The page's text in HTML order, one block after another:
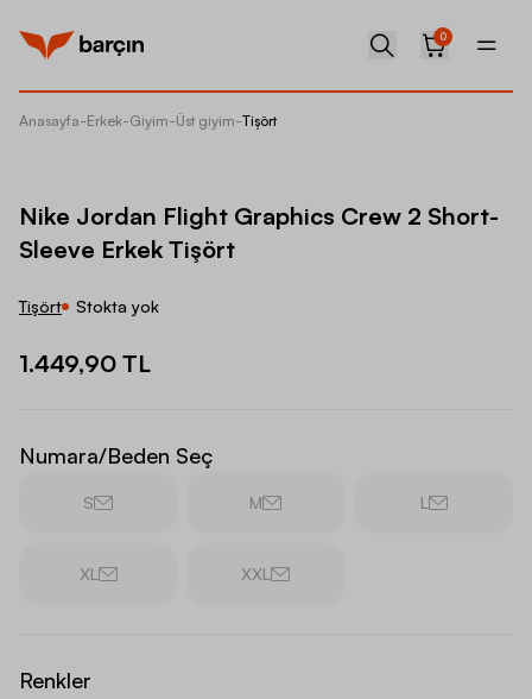
0
Anasayfa-Erkek-Giyim-Üst giyim-Tişört
Nike Jordan Flight Graphics Crew 2 Short-
Sleeve Erkek Tişört
Tişört Stokta yok
1.449,90 TL
Numara/Beden Seç
S M L
XL XXL
Renkler